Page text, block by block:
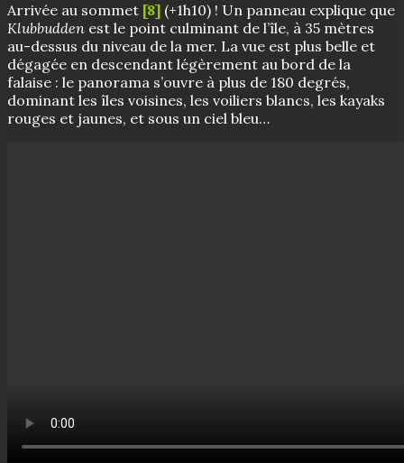
Arrivée au sommet [8] (+1h10) ! Un panneau explique que
Klubbudden est le point culminant de l’île, à 35 mètres
au-dessus du niveau de la mer. La vue est plus belle et
dégagée en descendant légèrement au bord de la
falaise : le panorama s’ouvre à plus de 180 degrés,
dominant les îles voisines, les voiliers blancs, les kayaks
rouges et jaunes, et sous un ciel bleu…